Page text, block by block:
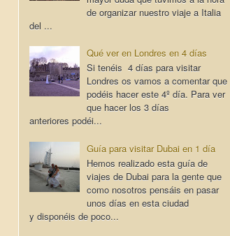
de organizar nuestro viaje a Italia
del ...
Qué ver en Londres en 4 días
Si tenéis 4 días para visitar
Londres os vamos a comentar que
podéis hacer este 4º día. Para ver
que hacer los 3 días
anteriores podéi...
Guía para visitar Dubai en 1 día
Hemos realizado esta guía de
viajes de Dubai para la gente que
como nosotros pensáis en pasar
unos días en esta ciudad
y disponéis de poco...